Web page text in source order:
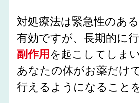
対処療法は緊急性のあ
有効ですが、長期的に
副作用 を起こしてしまい
あなたの体がお薬だけ
行えるようになること